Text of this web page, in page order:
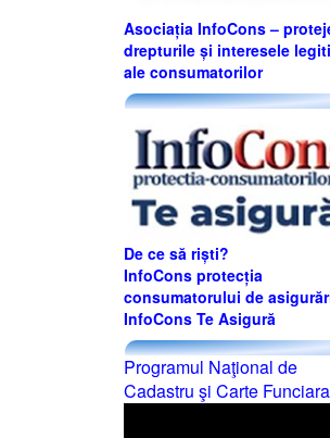
Asociația InfoCons –
drepturile și interesele
ale consumatorilor
De ce să riști?
InfoCons protecția
consumatorului de
InfoCons Te Asigură
Programul Naţional de
Cadastru şi Carte Funciara